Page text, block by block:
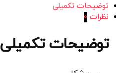
توضیحات تکمیلی
نظرات 0
توضیحات تکمیلی